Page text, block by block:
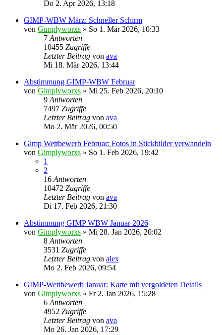
Do 2. Apr 2026, 13:18
GIMP-WBW März: Schneller Schirm
von Gimplyworxs » So 1. Mär 2026, 10:33
7 Antworten
10455 Zugriffe
Letzter Beitrag von ava
Mi 18. Mär 2026, 13:44
Abstimmung GIMP-WBW Februar
von Gimplyworxs » Mi 25. Feb 2026, 20:10
9 Antworten
7497 Zugriffe
Letzter Beitrag von ava
Mo 2. Mär 2026, 00:50
Gimp Wettbewerb Februar: Fotos in Stickbilder verwandeln
von Gimplyworxs » So 1. Feb 2026, 19:42
1
2
16 Antworten
10472 Zugriffe
Letzter Beitrag von ava
Di 17. Feb 2026, 21:30
Abstimmung GIMP WBW Januar 2026
von Gimplyworxs » Mi 28. Jan 2026, 20:02
8 Antworten
3531 Zugriffe
Letzter Beitrag von alex
Mo 2. Feb 2026, 09:54
GIMP-Wettbewerb Januar: Karte mit vergoldeten Details
von Gimplyworxs » Fr 2. Jan 2026, 15:28
6 Antworten
4952 Zugriffe
Letzter Beitrag von ava
Mo 26. Jan 2026, 17:29